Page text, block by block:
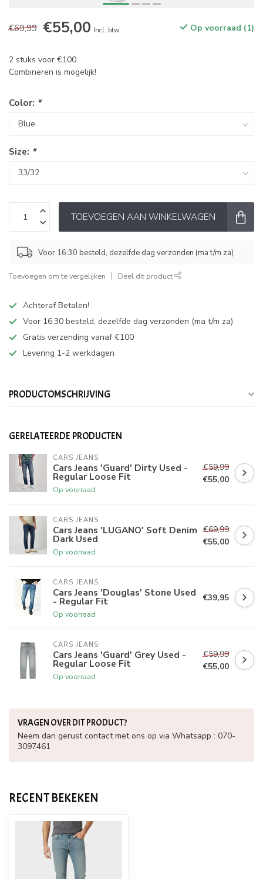
€69,99 €55,00 Incl. btw Op voorraad (1)
2 stuks voor €100
Combineren is mogelijk!
Color: *
Size: *
TOEVOEGEN AAN WINKELWAGEN
Voor 16:30 besteld, dezelfde dag verzonden (ma t/m za)
Toevoegen om te vergelijken Deel dit product
Achteraf Betalen!
Voor 16:30 besteld, dezelfde dag verzonden (ma t/m za)
Gratis verzending vanaf €100
Levering 1-2 werkdagen
PRODUCTOMSCHRIJVING
GERELATEERDE PRODUCTEN
CARS JEANS
Cars Jeans 'Guard' Dirty Used -
Regular Loose Fit
Op voorraad
€59,99
€55,00
CARS JEANS
Cars Jeans 'LUGANO' Soft Denim
Dark Used
Op voorraad
€69,99
€55,00
CARS JEANS
Cars Jeans 'Douglas' Stone Used
- Regular Fit
Op voorraad
€39,95
CARS JEANS
Cars Jeans 'Guard' Grey Used -
Regular Loose Fit
Op voorraad
€59,99
€55,00
VRAGEN OVER DIT PRODUCT?
Neem dan gerust contact met ons op via Whatsapp : 070-
3097461
RECENT BEKEKEN